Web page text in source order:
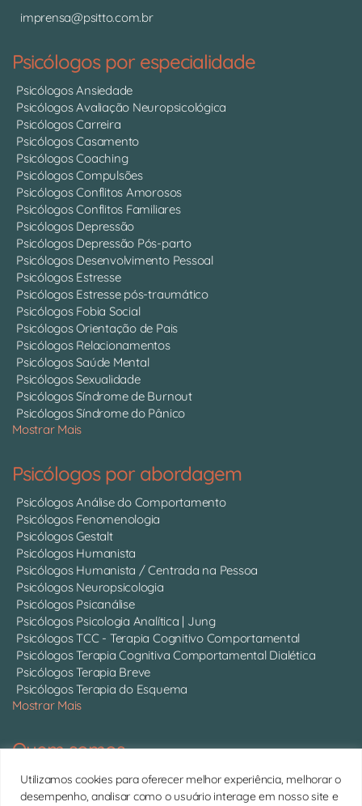
Utilizamos cookies para oferecer melhor experiência, melhorar o
desempenho, analisar como o usuário interage em nosso site e
imprensa@psitto.com.br
Psicólogos por especialidade
Psicólogos Ansiedade
Psicólogos Avaliação Neuropsicológica
Psicólogos Carreira
Psicólogos Casamento
Psicólogos Coaching
Psicólogos Compulsões
Psicólogos Conflitos Amorosos
Psicólogos Conflitos Familiares
Psicólogos Depressão
Psicólogos Depressão Pós-parto
Psicólogos Desenvolvimento Pessoal
Psicólogos Estresse
Psicólogos Estresse pós-traumático
Psicólogos Fobia Social
Psicólogos Orientação de Pais
Psicólogos Relacionamentos
Psicólogos Saúde Mental
Psicólogos Sexualidade
Psicólogos Síndrome de Burnout
Psicólogos Síndrome do Pânico
Mostrar Mais
Psicólogos por abordagem
Psicólogos Análise do Comportamento
Psicólogos Fenomenologia
Psicólogos Gestalt
Psicólogos Humanista
Psicólogos Humanista / Centrada na Pessoa
Psicólogos Neuropsicologia
Psicólogos Psicanálise
Psicólogos Psicologia Analítica | Jung
Psicólogos TCC - Terapia Cognitivo Comportamental
Psicólogos Terapia Cognitiva Comportamental Dialética
Psicólogos Terapia Breve
Psicólogos Terapia do Esquema
Mostrar Mais
Quem somos
Somos 750 psicólogos com CRP ativo, atendendo online em
todo o Brasil.Conheça cada um deles